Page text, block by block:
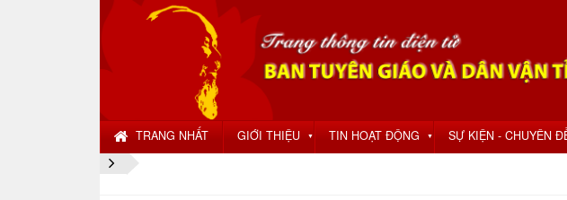
TRANG NHẤT GIỚI THIỆU ▼ TIN HOẠT ĐỘNG ▼ SỰ KIỆN - CHUYÊN